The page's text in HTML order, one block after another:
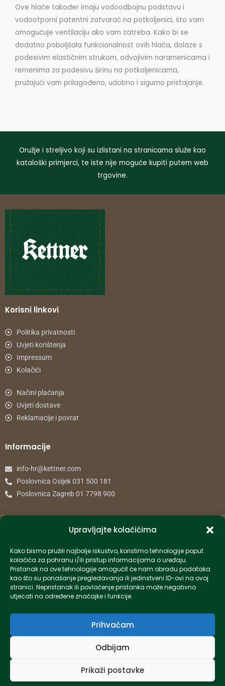
Upravljajte kolačićima
Kako bismo pružili najbolje iskustvo, koristimo tehnologije poput
kolačića za pohranu i/ili pristup informacijama o uređaju.
Pristanak na ove tehnologije omogućit će nam obradu podataka
kao što su ponašanje pregledavanja ili jedinstveni ID-ovi na ovoj
stranici. Nepristanak ili povlačenje pristanka može negativno
utjecati na određene značajke i funkcije.
Prihvaćam
Odbijam
Prikaži postavke
Ove hlače također imaju vodoodbojnu podstavu i
vodootporni patentni zatvarač na potkoljenici, što vam
omogućuje ventilaciju ako vam zatreba. Kako bi se
dodatno poboljšala funkcionalnost ovih hlača, dolaze s
podesivim elastičnim strukom, odvojivim naramenicama i
remenima za podesivu širinu na potkoljenicama,
pružajući vam prilagođeno, udobno i sigurno pristajanje.
Oružje i streljivo koji su izlistani na stranicama služe kao
kataloški primjerci, te iste nije moguće kupiti putem web
trgovine.
Korisni linkovi
Politika privatnosti
Uvjeti korištenja
Impressum
Kolačići
Načini plaćanja
Uvjeti dostave
Reklamacije i povrat
Informacije
info-hr@kettner.com
Poslovnica Osijek 031 500 181
Poslovnica Zagreb 01 7798 900
Created by Pumapunku